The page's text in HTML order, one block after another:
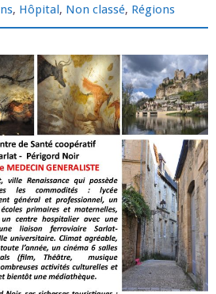
:
Recrute
médecin
, Hôpital , Non classé, Régions